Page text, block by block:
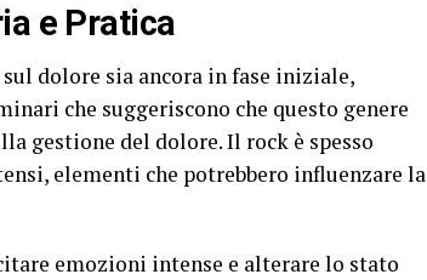
e Pratica
dolore sia ancora in fase iniziale,
che suggeriscono che questo genere
gestione del dolore. Il rock è spesso
elementi che potrebbero influenzare la
emozioni intense e alterare lo stato